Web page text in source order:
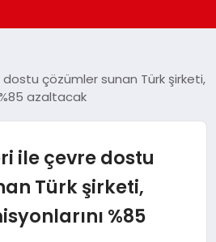
çözümler sunan Türk şirketi,
azaltacak
ile çevre dostu
Türk şirketi,
%85